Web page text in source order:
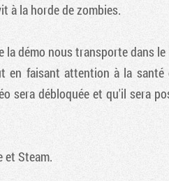
à la horde de zombies.
la démo nous transporte dans le
en faisant attention à la santé
sera débloquée et qu'il sera
et Steam.
Tribune